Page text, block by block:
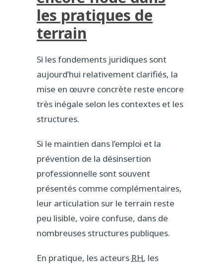
les pratiques de
terrain
Si les fondements juridiques sont
aujourd’hui relativement clarifiés, la
mise en œuvre concrète reste encore
très inégale selon les contextes et les
structures.
Si le maintien dans l’emploi et la
prévention de la désinsertion
professionnelle sont souvent
présentés comme complémentaires,
leur articulation sur le terrain reste
peu lisible, voire confuse, dans de
nombreuses structures publiques.
En pratique, les acteurs RH, les